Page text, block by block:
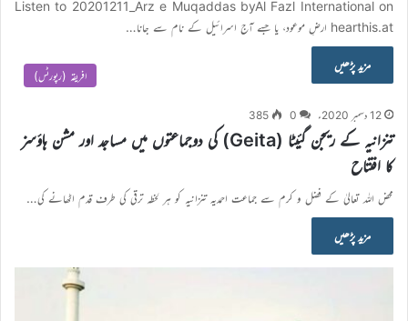
Listen to 20201211_Arz e Muqaddas byAl Fazl International on
hearthis.at ارضِ موعود، یا جسے آج اسرائیل کے نام سے جانا…
مزید پڑھیں
افریقہ (رپورٹس)
12 دسمبر 2020ء 0
385
تنزانیہ کے ریجن گئیٹا (Geita) کی دوجماعتوں میں مساجد اور مشن ہاؤسز
کا افتتاح
محض اللہ تعالیٰ کے فضل و کرم سے جماعت احمدیہ تنزانیہ کو ہر لحظہ ترقی کی طرف قدم اٹھانے کی…
مزید پڑھیں